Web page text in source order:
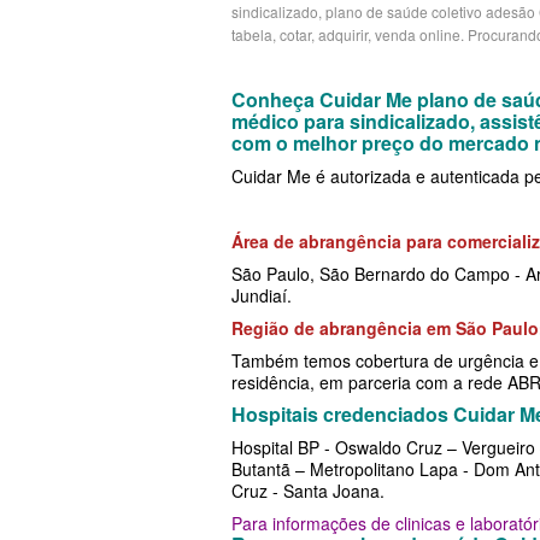
CUIDAR ME PLANO DE SAÚDE
GARANTIA GS PLANO DE SAÚDE
EMPRESARIAL
GNDI PLANO DE SAÚDE
EMPRESARIAL
KIPP PLANO DE SAÚDE
MEDICAL HEALTH PLANO DE
EMPRESARIAL
PLANO DE SAÚDE CAIXA
PLANO DE SAÚDE CUIDAR ME
PLANO DE SAÚDE DIX
PLANO DE SAÚDE GARANTIA ADVENTISTA
PLANO DE SAÚDE GOLDEN CARE
PLANO DE SAÚDE GNDI
PLANO DE SAÚDE INTERMÉDICA
PLANO DE SAÚDE GREENLINE
CRUZ AZUL PLANO DE
GARANTIA GS PLANO
GOLDEN CROSS
INTERCLINICAS PLANO
ONE HEALTH PLANO DE
SANTARIS PLANO DE
SANTA HELENA PLANO
sindicalizado, plano de saúde coletivo adesão
tabela, cotar, adquirir, venda online.
Conheça Cuidar Me plano de
médico para sindicalizado,
com o melhor preço do mercado
Cuidar Me é autorizada e autenticada
Área de abrangência para
São Paulo, São Bernardo do Campo -
Jundiaí.
Região de abrangência em São
Também temos cobertura de urgência
residência, em parceria com a rede
Hospitais credenciados Cuidar
Hospital BP - Oswaldo Cruz –
Butantã – Metropolitano Lapa - Dom
Cruz - Santa Joana.
Para informações de clinicas e